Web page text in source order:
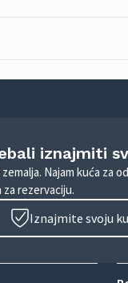
iznajmiti
Najam kuća za
za rezervaciju.
Iznajmite svoju